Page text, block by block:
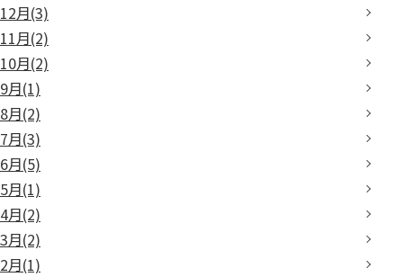
12月(3)
11月(2)
10月(2)
9月(1)
8月(2)
7月(3)
6月(5)
5月(1)
4月(2)
3月(2)
2月(1)